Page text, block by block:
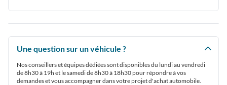
Une question sur un véhicule ?
Nos conseillers et équipes dédiées sont disponibles du lundi au vendredi
de 8h30 à 19h et le samedi de 8h30 à 18h30 pour répondre à vos
demandes et vous accompagner dans votre projet d'achat automobile.